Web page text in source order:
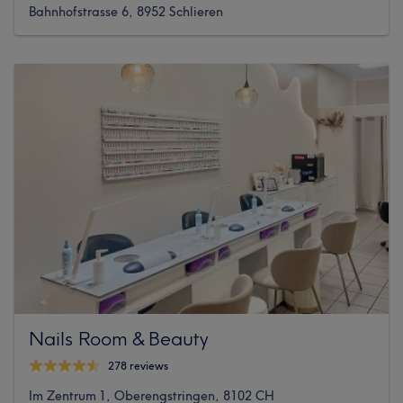
Bahnhofstrasse 6, 8952 Schlieren
Nails Room & Beauty
278 reviews
Im Zentrum 1, Oberengstringen, 8102 CH